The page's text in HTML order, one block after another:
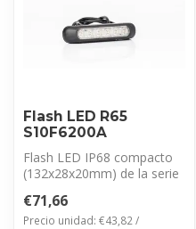
Flash LED R65
S10F6200A
Flash LED IP68 compacto
(132x28x20mm) de la serie
potentes L...
€71,66
Precio unidad: €43,82 /